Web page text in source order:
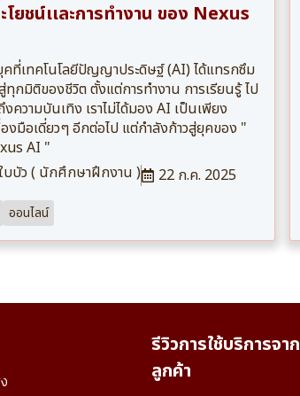
โยชน์เเละการทํางาน ของ Nexus
คที่เทคโนโลยีปัญญาประดิษฐ์ (AI) ได้แทรกซึม
ทุกมิติของชีวิต ตั้งแต่การทำงาน การเรียนรู้ ไป
ความบันเทิง เราไม่ได้มอง AI เป็นเพียง
องมือเดี่ยวๆ อีกต่อไป แต่กำลังก้าวสู่ยุคของ "
AI "
บบัว ( นักศึกษาฝึกงาน )
22 ก.ค. 2025
ออนไลน์
รีวิวการใช้บริการจาก
ลูกค้า